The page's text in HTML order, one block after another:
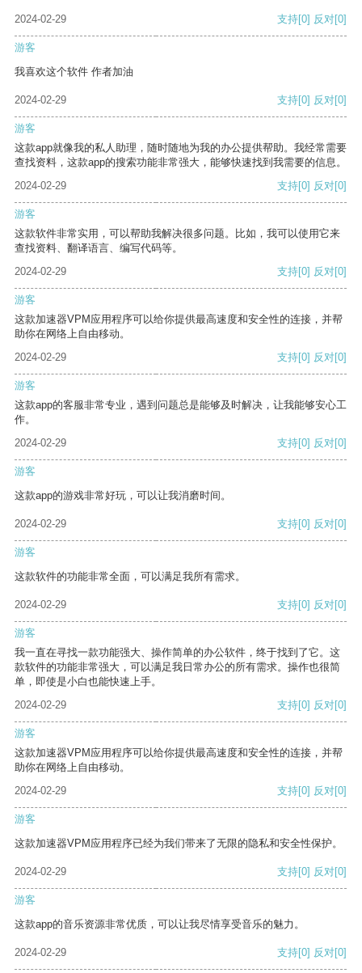
2024-02-29 支持[0] 反对[0]
游客
我喜欢这个软件 作者加油
2024-02-29 支持[0] 反对[0]
游客
这款app就像我的私人助理，随时随地为我的办公提供帮助。我经常需要
查找资料，这款app的搜索功能非常强大，能够快速找到我需要的信息。
2024-02-29
支持[0] 反对[0]
游客
这款软件非常实用，可以帮助我解决很多问题。比如，我可以使用它来
查找资料、翻译语言、编写代码等。
2024-02-29
支持[0] 反对[0]
游客
这款加速器VPM应用程序可以给你提供最高速度和安全性的连接，并帮
助你在网络上自由移动。
2024-02-29
支持[0] 反对[0]
游客
这款app的客服非常专业，遇到问题总是能够及时解决，让我能够安心工
作。
2024-02-29
支持[0] 反对[0]
游客
这款app的游戏非常好玩，可以让我消磨时间。
2024-02-29 支持[0] 反对[0]
游客
这款软件的功能非常全面，可以满足我所有需求。
2024-02-29 支持[0] 反对[0]
游客
我一直在寻找一款功能强大、操作简单的办公软件，终于找到了它。这
款软件的功能非常强大，可以满足我日常办公的所有需求。操作也很简
单，即使是小白也能快速上手。
2024-02-29
支持[0] 反对[0]
游客
这款加速器VPM应用程序可以给你提供最高速度和安全性的连接，并帮
助你在网络上自由移动。
2024-02-29
支持[0] 反对[0]
游客
这款加速器VPM应用程序已经为我们带来了无限的隐私和安全性保护。
2024-02-29 支持[0] 反对[0]
游客
这款app的音乐资源非常优质，可以让我尽情享受音乐的魅力。
2024-02-29 支持[0] 反对[0]